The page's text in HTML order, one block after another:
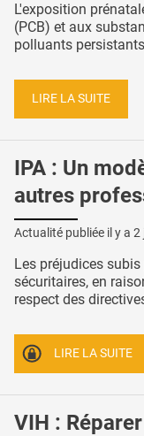
L'exposition
(PCB) et aux
polluants
LIRE LA SUITE
IPA : Un
autres
Actualité publiée il y a 2
Les préjudices
sécuritaires, en
respect des
LIRE LA SUITE
VIH :